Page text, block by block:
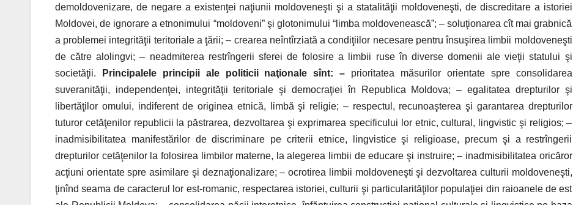
demoldovenizare, de negare a existenţei naţiunii moldoveneşti şi a statalităţii moldoveneşti, de discreditare a istoriei
Moldovei, de ignorare a etnonimului “moldoveni” şi glotonimului “limba moldovenească”; – soluţionarea cît mai grabnică
a problemei integrităţii teritoriale a ţării; – crearea neîntîrziată a condiţiilor necesare pentru însuşirea limbii moldoveneşti
de către alolingvi; – neadmiterea restrîngerii sferei de folosire a limbii ruse în diverse domenii ale vieţii statului şi
societăţii.
Principalele principii ale politicii naţionale sînt:– prioritatea măsurilor orientate spre consolidarea
suveranităţii, independenţei, integrităţii teritoriale şi democraţiei în Republica Moldova; – egalitatea drepturilor şi
libertăţilor omului, indiferent de originea etnică, limbă şi religie; – respectul, recunoaşterea şi garantarea drepturilor
tuturor cetăţenilor republicii la păstrarea, dezvoltarea şi exprimarea specificului lor etnic, cultural, lingvistic şi religios; –
inadmisibilitatea manifestărilor de discriminare pe criterii etnice, lingvistice şi religioase, precum şi a restrîngerii
drepturilor cetăţenilor la folosirea limbilor materne, la alegerea limbii de educare şi instruire; – inadmisibilitatea oricăror
acţiuni orientate spre asimilare şi deznaţionalizare; – ocrotirea limbii moldoveneşti şi dezvoltarea culturii moldoveneşti,
ţinînd seama de caracterul lor est-romanic, respectarea istoriei, culturii şi particularităţilor populaţiei din raioanele de est